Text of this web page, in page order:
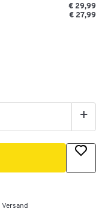
€ 29,99
€ 27,99
+